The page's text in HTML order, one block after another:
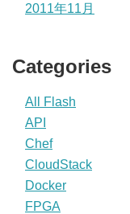
2011年11月
Categories
All Flash
API
Chef
CloudStack
Docker
FPGA